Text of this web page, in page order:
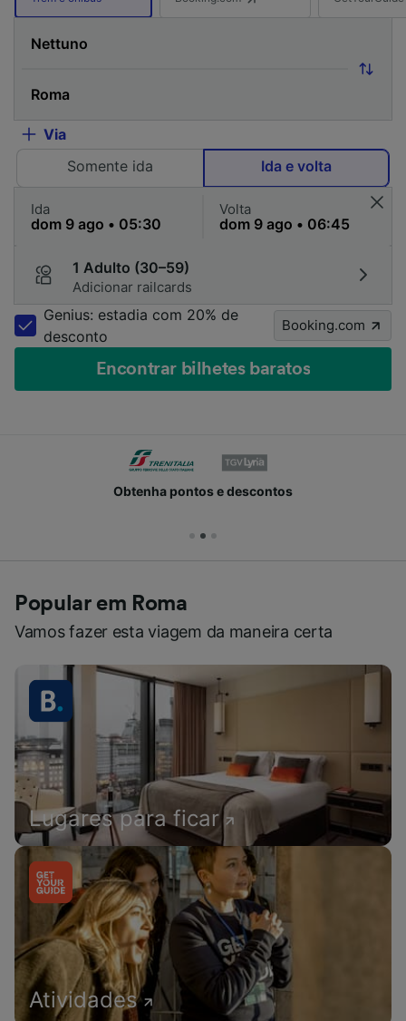
Via
Somente ida
Ida e volta
Ida Volta
1 Adulto (30–59)
Adicionar railcards
Genius: estadia com 20% de
desconto
Booking.com
Encontrar bilhetes baratos
Obtenha pontos e descontos
Popular em Roma
Vamos fazer esta viagem da maneira certa
Lugares para ficar
Atividades